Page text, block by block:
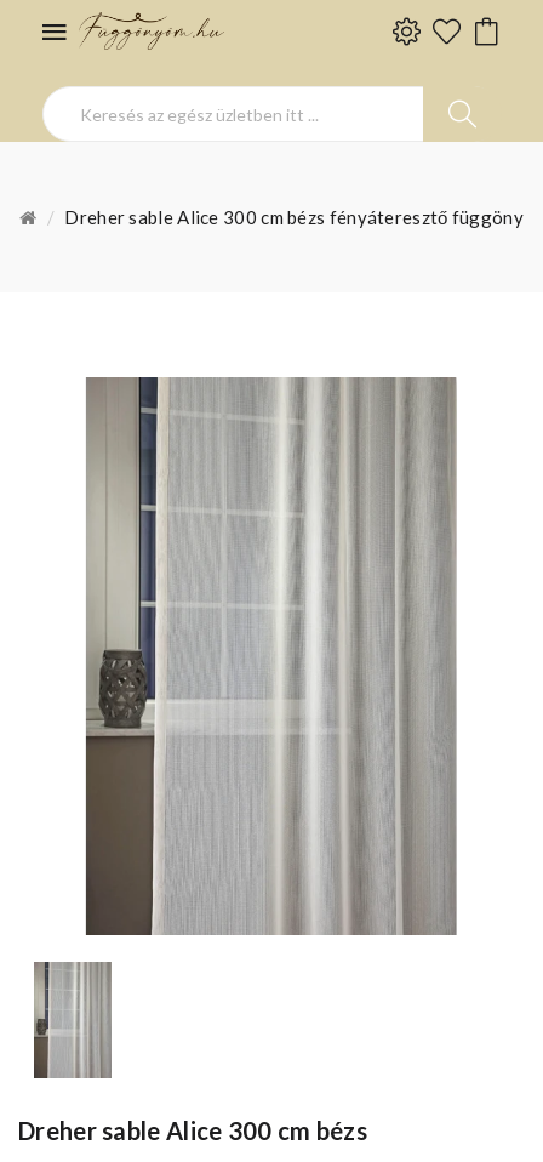
Dreher sable Alice 300 cm bézs fényáteresztő függöny
Dreher sable Alice 300 cm bézs